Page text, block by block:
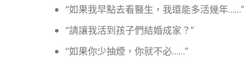
“如果我早點去看醫生，我還能多活幾年……”
“請讓我活到孩子們結婚成家？”
“如果你少抽煙，你就不必……”